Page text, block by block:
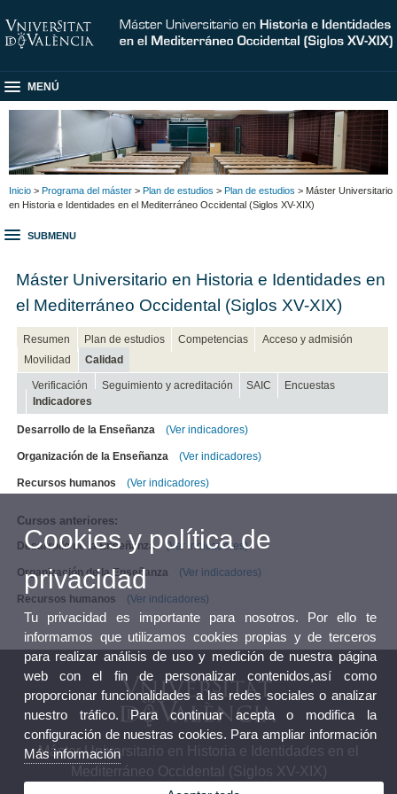
MENÚ
Inicio > Programa del máster > Plan de estudios > Plan de estudios > Máster Universitario
en Historia e Identidades en el Mediterráneo Occidental (Siglos XV-XIX)
SUBMENU
Máster Universitario en Historia e Identidades en
el Mediterráneo Occidental (Siglos XV-XIX)
Resumen Plan de estudios Competencias
Acceso y admisión
Movilidad
Calidad
Verificación Seguimiento y acreditación SAIC
Encuestas
Indicadores
Desarrollo de la Enseñanza (Ver indicadores)
Organización de la Enseñanza (Ver indicadores)
Recursos humanos (Ver indicadores)
Cursos anteriores:
Desarrollo de la Enseñanza (Ver indicadores)
Organización de la Enseñanza (Ver indicadores)
Recursos humanos (Ver indicadores)
Máster Universitario en Historia e Identidades en el
Mediterráneo Occidental (Siglos XV-XIX)
Cookies y política de
privacidad
Tu privacidad es importante para nosotros. Por ello te
informamos que utilizamos cookies propias y de terceros
para realizar análisis de uso y medición de nuestra página
web con el fin de personalizar contenidos,así como
proporcionar funcionalidades a las redes sociales o analizar
nuestro tráfico. Para continuar acepta o modifica la
configuración de nuestras cookies. Para ampliar información
Más información